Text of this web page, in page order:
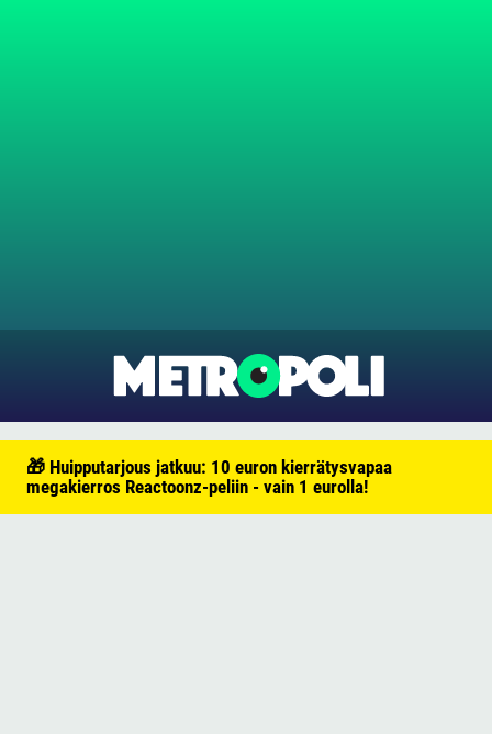
🎁 Huipputarjous jatkuu: 10 euron kierrätysvapaa
megakierros Reactoonz-peliin - vain 1 eurolla!